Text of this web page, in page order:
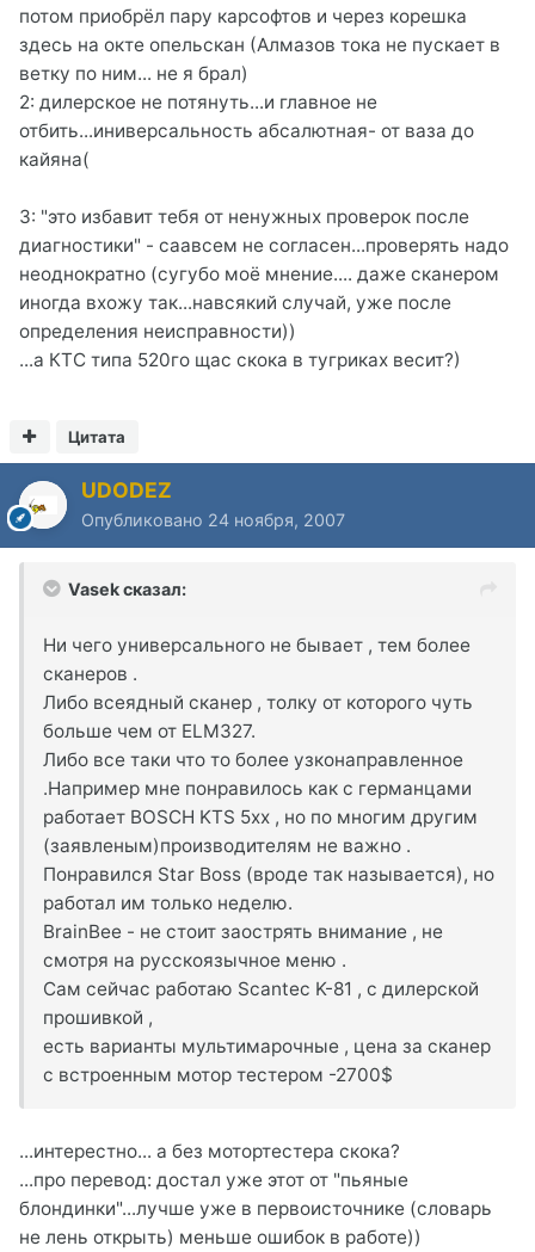
потом приобрёл пару карсофтов и через корешка
здесь на окте опельскан (Алмазов тока не пускает в
ветку по ним... не я брал)
2: дилерское не потянуть...и главное не
отбить...иниверсальность абсалютная- от ваза до
кайяна(
3: "это избавит тебя от ненужных проверок после
диагностики" - саавсем не согласен...проверять надо
неоднократно (сугубо моё мнение.... даже сканером
иногда вхожу так...навсякий случай, уже после
определения неисправности))
...а КТС типа 520го щас скока в тугриках весит?)
Цитата
UDODEZ
Опубликовано 24 ноября, 2007
Vasek сказал:
Ни чего универсального не бывает , тем более
сканеров .
Либо всеядный сканер , толку от которого чуть
больше чем от ELM327.
Либо все таки что то более узконаправленное
.Например мне понравилось как с германцами
работает BOSCH KTS 5xx , но по многим другим
(заявленым)производителям не важно .
Понравился Star Boss (вроде так называется), но
работал им только неделю.
BrainBee - не стоит заострять внимание , не
смотря на русскоязычное меню .
Сам сейчас работаю Scantec K-81 , с дилерской
прошивкой ,
есть варианты мультимарочные , цена за сканер
с встроенным мотор тестером -2700$
...интерестно... а без мотортестера скока?
...про перевод: достал уже этот от "пьяные
блондинки"...лучше уже в первоисточнике (словарь
не лень открыть) меньше ошибок в работе))